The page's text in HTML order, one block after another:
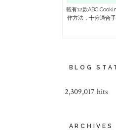
載有12款ABC
作方法，十分適合
BLOG
2,309,017 hits
ARCHIVES